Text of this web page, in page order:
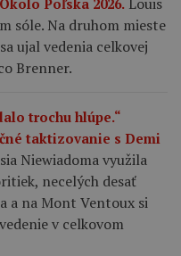
sóle. Na druhom mieste
ujal vedenia celkovej
Brenner.
trochu hlúpe.“
taktizovanie s Demi
Niewiadoma využila
necelých desať
a na Mont Ventoux si
v celkovom